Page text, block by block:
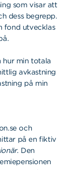
som visar att
dess begrepp.
fond utvecklas
hur min totala
avkastning
på min
och
på en fiktiv
. Den